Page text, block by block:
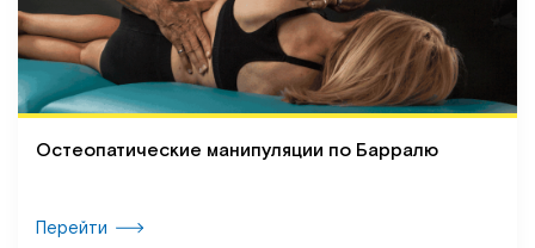
Остеопатические манипуляции по Барралю
Перейти